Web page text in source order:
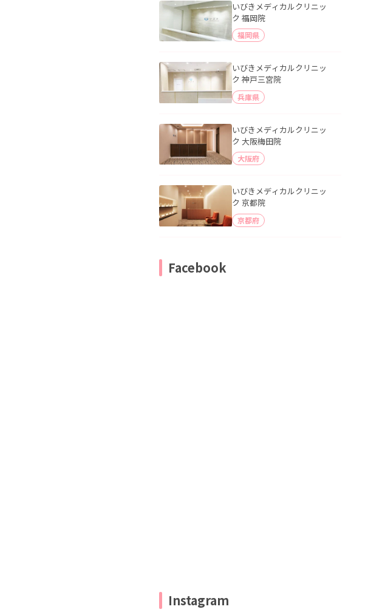
いびきメディカルクリニッ
ク 福岡院
福岡県
いびきメディカルクリニッ
ク 神戸三宮院
兵庫県
いびきメディカルクリニッ
ク 大阪梅田院
大阪府
いびきメディカルクリニッ
ク 京都院
京都府
Facebook
Instagram